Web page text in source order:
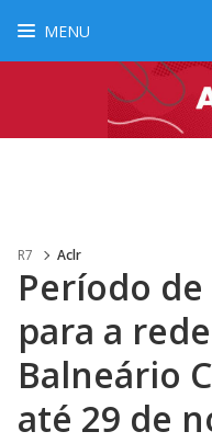
MENU
R7 Aclr
Período
para a
Balneário
até 29 de